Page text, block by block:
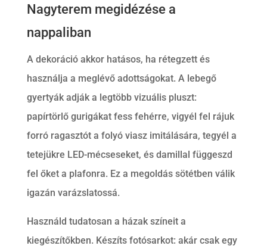
Nagyterem megidézése a
nappaliban
A dekoráció akkor hatásos, ha rétegzett és
használja a meglévő adottságokat. A lebegő
gyertyák adják a legtöbb vizuális pluszt:
papírtörlő gurigákat fess fehérre, vigyél fel rájuk
forró ragasztót a folyó viasz imitálására, tegyél a
tetejükre LED-mécseseket, és damillal függeszd
fel őket a plafonra. Ez a megoldás sötétben válik
igazán varázslatossá.
Használd tudatosan a házak színeit a
kiegészítőkben. Készíts fotósarkot: akár csak egy